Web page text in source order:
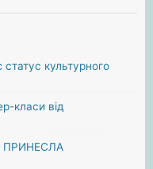
культурного
класи від